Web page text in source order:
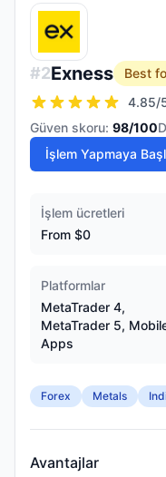
#2Exness
Best
4.85/
Güven skoru: 98/100
İşlem Yapmaya
İşlem ücretleri
From $0
Platformlar
MetaTrader 4,
MetaTrader 5,
Apps
Forex Metals
Avantajlar